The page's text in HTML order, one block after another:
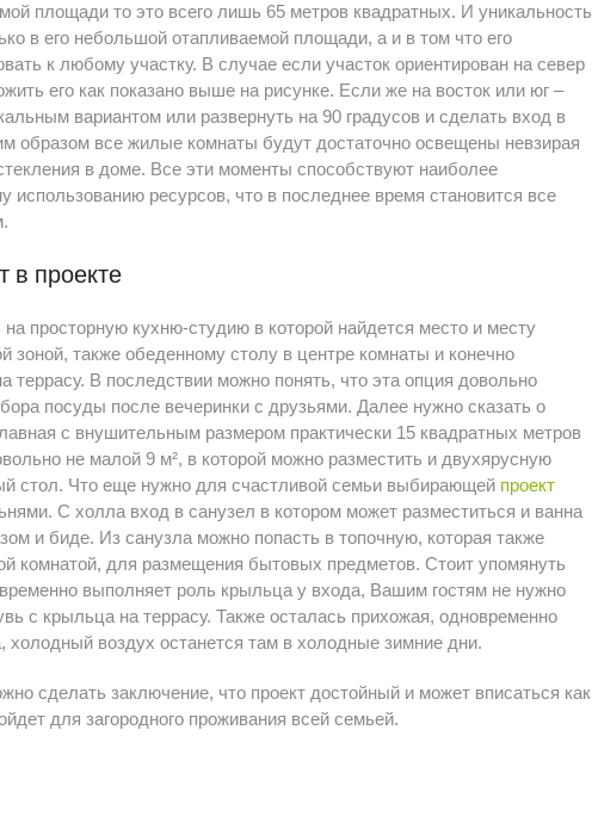
площади то это всего лишь 65 метров квадратных. И уникальность
в его небольшой отапливаемой площади, а и в том что его
к любому участку. В случае если участок ориентирован на север
его как показано выше на рисунке. Если же на восток или юг –
вариантом или развернуть на 90 градусов и сделать вход в
образом все жилые комнаты будут достаточно освещены невзирая
в доме. Все эти моменты способствуют наиболее
использованию ресурсов, что в последнее время становится все
в проекте
просторную кухню-студию в которой найдется место и месту
зоной, также обеденному столу в центре комнаты и конечно
террасу. В последствии можно понять, что эта опция довольно
посуды после вечеринки с друзьями. Далее нужно сказать о
с внушительным размером практически 15 квадратных метров
не малой 9 м², в которой можно разместить и двухярусную
стол. Что еще нужно для счастливой семьи выбирающей проект
С холла вход в санузел в котором может разместиться и ванна
и биде. Из санузла можно попасть в топочную, которая также
комнатой, для размещения бытовых предметов. Стоит упомянуть
выполняет роль крыльца у входа, Вашим гостям не нужно
с крыльца на террасу. Также осталась прихожая, одновременно
воздух останется там в холодные зимние дни.
сделать заключение, что проект достойный и может вписаться как
для загородного проживания всей семьей.